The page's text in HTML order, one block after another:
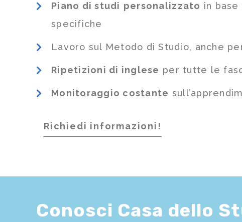
Piano di studi personalizzato in
specifiche
Lavoro sul Metodo di Studio, anche
Ripetizioni di inglese per tutte le
Monitoraggio costante
Richiedi informazioni!
Conosci Casa dello